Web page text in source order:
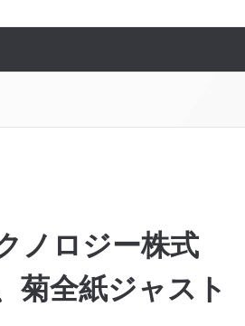
ノロジー株式
菊全紙ジャスト